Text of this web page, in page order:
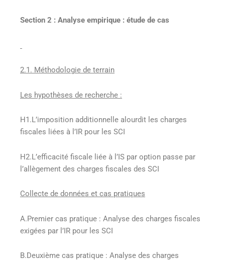
Section 2 : Analyse empirique : étude de cas
2.1. Méthodologie de terrain
Les hypothèses de recherche :
H1.L’imposition additionnelle alourdit les charges
fiscales liées à l’IR pour les SCI
H2.L’efficacité fiscale liée à l’IS par option passe par
l’allègement des charges fiscales des SCI
Collecte de données et cas pratiques
A.Premier cas pratique : Analyse des charges fiscales
exigées par l’IR pour les SCI
B.Deuxième cas pratique : Analyse des charges